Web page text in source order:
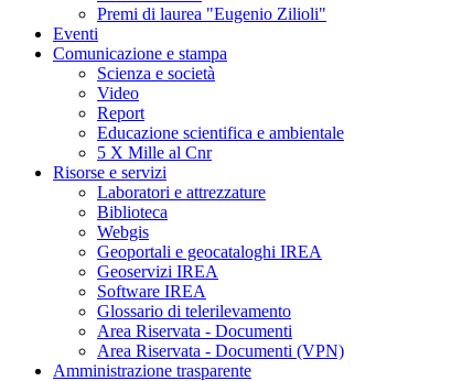
Premi di laurea "Eugenio Zilioli"
Eventi
Comunicazione e stampa
Scienza e società
Video
Report
Educazione scientifica e ambientale
5 X Mille al Cnr
Risorse e servizi
Laboratori e attrezzature
Biblioteca
Webgis
Geoportali e geocataloghi IREA
Geoservizi IREA
Software IREA
Glossario di telerilevamento
Area Riservata - Documenti
Area Riservata - Documenti (VPN)
Amministrazione trasparente